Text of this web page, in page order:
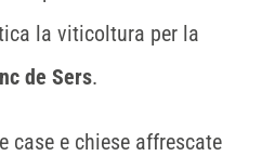
la viticoltura per la
de Sers.
case e chiese affrescate